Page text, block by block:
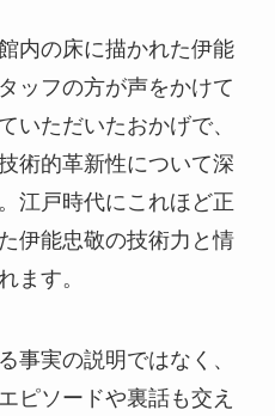
内の床に描かれた伊能
ッフの方が声をかけて
いただいたおかげで、
術的革新性について深
江戸時代にこれほど正
伊能忠敬の技術力と情
ます。
事実の説明ではなく、
ピソードや裏話も交え